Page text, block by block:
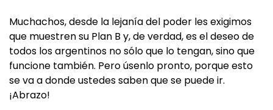
Muchachos, desde la lejanía del poder les exigimos
que muestren su Plan B y, de verdad, es el deseo de
todos los argentinos no sólo que lo tengan, sino que
funcione también. Pero úsenlo pronto, porque esto
se va a donde ustedes saben que se puede ir.
¡Abrazo!